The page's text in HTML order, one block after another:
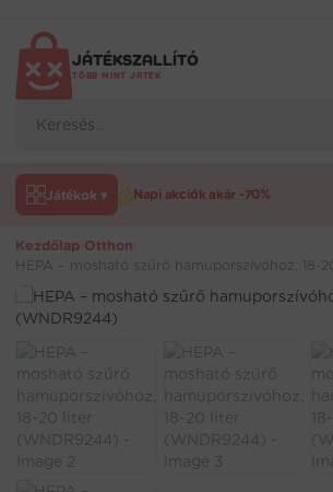
tartalomraJÁTÉKSZALLÍTÓ
TÖBB MINT JÁTÉK
search
Játékok ▾ Napi akciók akár -70%
Kezdőlap Otthon
HEPA – mosható szűrő hamuporszívóhoz, 18-